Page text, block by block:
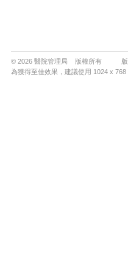
© 2026 醫院管理局 版權所有
為獲得至佳效果，建議使用 1024 x